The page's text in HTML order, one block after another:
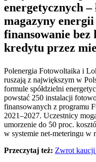
energetycznych
magazyny
finansowanie bez
kredytu przez
Polenergia Fotowoltaika i
ruszają z największym w
formule spółdzielni
powstać 250 instalacji
finansowanych z programu
2021–2027. Uczestnicy
umorzenie do 50 proc.
w systemie net-meteringu w
Przeczytaj też: Zwrot kaucji